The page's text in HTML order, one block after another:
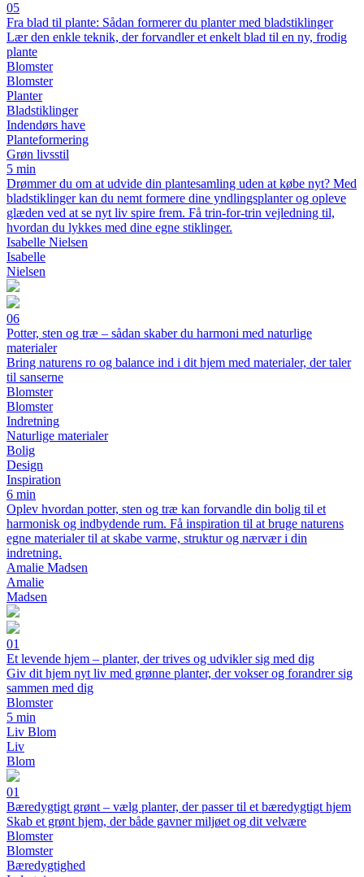
05
Fra blad til plante: Sådan formerer du planter med bladstiklinger
Lær den enkle teknik, der forvandler et enkelt blad til en ny, frodig
plante
Blomster
Blomster
Planter
Bladstiklinger
Indendørs have
Planteformering
Grøn livsstil
5 min
Drømmer du om at udvide din plantesamling uden at købe nyt? Med
bladstiklinger kan du nemt formere dine yndlingsplanter og opleve
glæden ved at se nyt liv spire frem. Få trin-for-trin vejledning til,
hvordan du lykkes med dine egne stiklinger.
Isabelle Nielsen
Isabelle
Nielsen
06
Potter, sten og træ – sådan skaber du harmoni med naturlige
materialer
Bring naturens ro og balance ind i dit hjem med materialer, der taler
til sanserne
Blomster
Blomster
Indretning
Naturlige materialer
Bolig
Design
Inspiration
6 min
Oplev hvordan potter, sten og træ kan forvandle din bolig til et
harmonisk og indbydende rum. Få inspiration til at bruge naturens
egne materialer til at skabe varme, struktur og nærvær i din
indretning.
Amalie Madsen
Amalie
Madsen
01
Et levende hjem – planter, der trives og udvikler sig med dig
Giv dit hjem nyt liv med grønne planter, der vokser og forandrer sig
sammen med dig
Blomster
5 min
Liv Blom
Liv
Blom
01
Bæredygtigt grønt – vælg planter, der passer til et bæredygtigt hjem
Skab et grønt hjem, der både gavner miljøet og dit velvære
Blomster
Blomster
Bæredygtighed